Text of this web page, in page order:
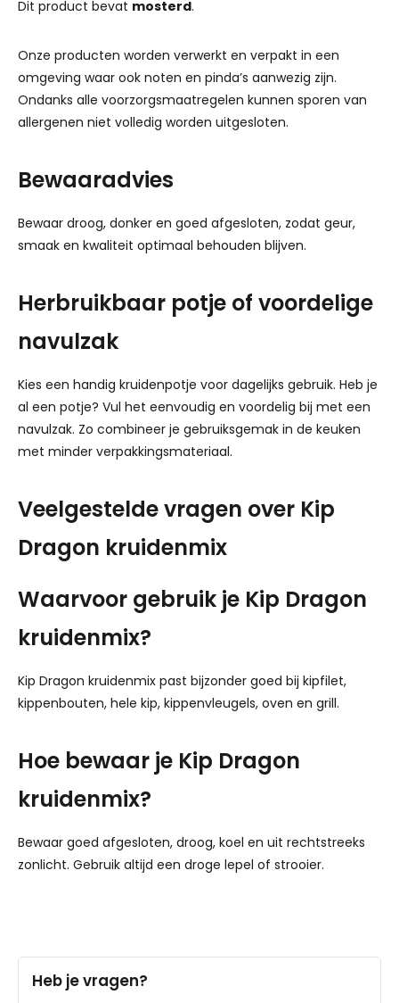
Dit product bevat mosterd.
Onze producten worden verwerkt en verpakt in een
omgeving waar ook noten en pinda’s aanwezig zijn.
Ondanks alle voorzorgsmaatregelen kunnen sporen van
allergenen niet volledig worden uitgesloten.
Bewaaradvies
Bewaar droog, donker en goed afgesloten, zodat geur,
smaak en kwaliteit optimaal behouden blijven.
Herbruikbaar potje of voordelige
navulzak
Kies een handig kruidenpotje voor dagelijks gebruik. Heb je
al een potje? Vul het eenvoudig en voordelig bij met een
navulzak. Zo combineer je gebruiksgemak in de keuken
met minder verpakkingsmateriaal.
Veelgestelde vragen over Kip
Dragon kruidenmix
Waarvoor gebruik je Kip Dragon
kruidenmix?
Kip Dragon kruidenmix past bijzonder goed bij kipfilet,
kippenbouten, hele kip, kippenvleugels, oven en grill.
Hoe bewaar je Kip Dragon
kruidenmix?
Bewaar goed afgesloten, droog, koel en uit rechtstreeks
zonlicht. Gebruik altijd een droge lepel of strooier.
Heb je vragen?